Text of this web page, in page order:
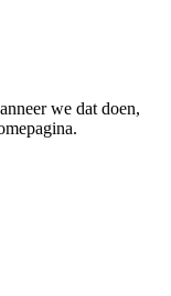
we dat doen,